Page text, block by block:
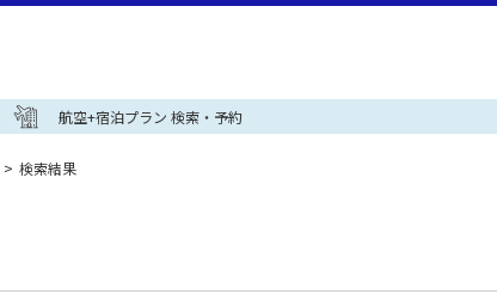
航空+宿泊プラン 検索・予約
> 検索結果